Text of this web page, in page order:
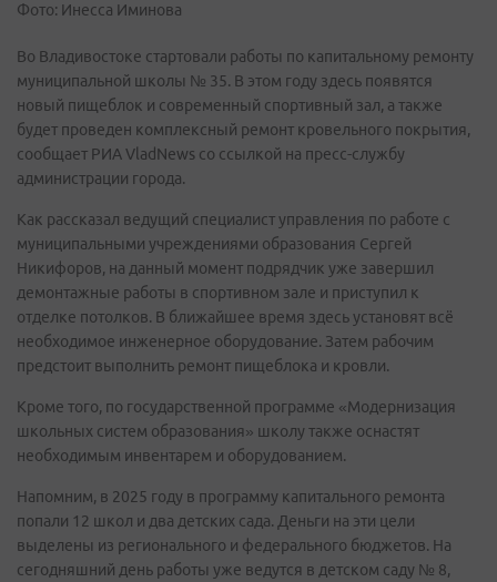
Фото: Инесса Иминова
Во Владивостоке стартовали работы по капитальному ремонту
муниципальной школы № 35. В этом году здесь появятся
новый пищеблок и современный спортивный зал, а также
будет проведен комплексный ремонт кровельного покрытия,
сообщает РИА VladNews со ссылкой на пресс-службу
администрации города.
Как рассказал ведущий специалист управления по работе с
муниципальными учреждениями образования Сергей
Никифоров, на данный момент подрядчик уже завершил
демонтажные работы в спортивном зале и приступил к
отделке потолков. В ближайшее время здесь установят всё
необходимое инженерное оборудование. Затем рабочим
предстоит выполнить ремонт пищеблока и кровли.
Кроме того, по государственной программе «Модернизация
школьных систем образования» школу также оснастят
необходимым инвентарем и оборудованием.
Напомним, в 2025 году в программу капитального ремонта
попали 12 школ и два детских сада. Деньги на эти цели
выделены из регионального и федерального бюджетов. На
сегодняшний день работы уже ведутся в детском саду № 8,